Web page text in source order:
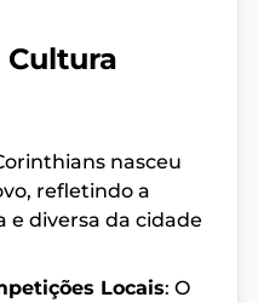
Cultura
nasceu
refletindo a
e diversa da cidade
Locais: O